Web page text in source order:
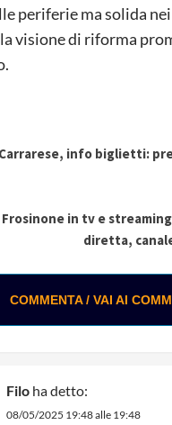
periferie ma solida
visione di riforma
Carrarese, info biglietti:
Frosinone in tv e
diretta,
COMMENTA / VAI AI
Filo ha detto:
08/05/2025 19:48 alle 19:48